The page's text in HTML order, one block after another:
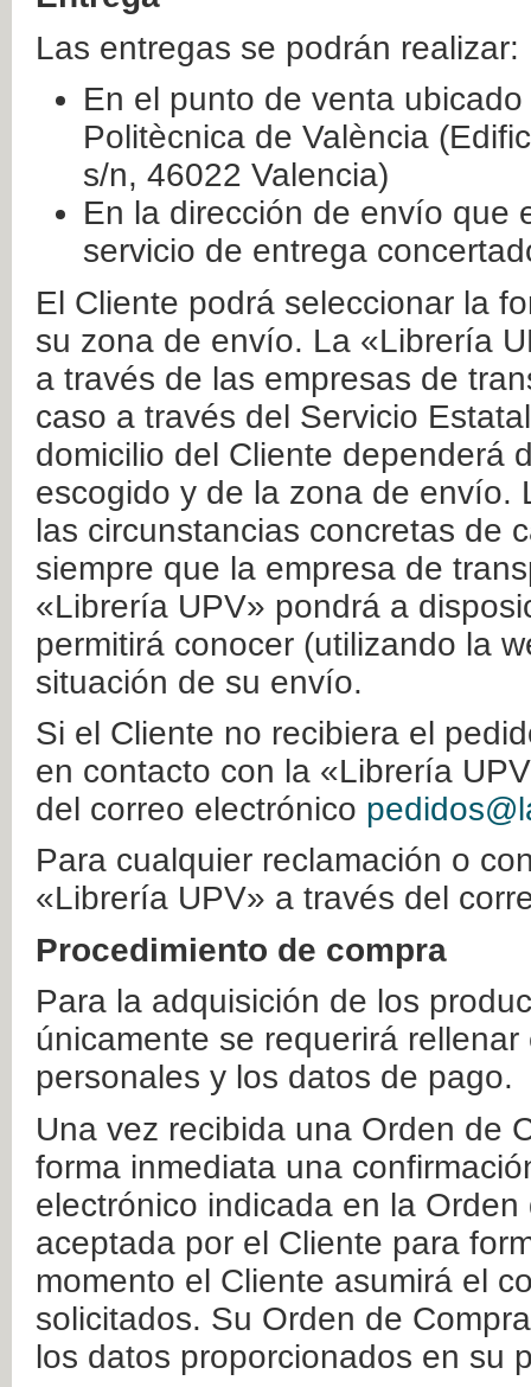
Las entregas se podrán realizar:
En el punto de venta
Politècnica de València
s/n, 46022 Valencia)
En la dirección de envío que
servicio de entrega
El Cliente podrá seleccionar la
su zona de envío. La «Librería
a través de las empresas de
caso a través del Servicio
domicilio del Cliente dependerá
escogido y de la zona de envío.
las circunstancias concretas de
siempre que la empresa de
«Librería UPV» pondrá a
permitirá conocer (utilizando la
situación de su envío.
Si el Cliente no recibiera el
en contacto con la «Librería
del correo electrónico
Para cualquier reclamación o
«Librería UPV» a través del
Procedimiento de compra
Para la adquisición de los
únicamente se requerirá
personales y los datos de pago.
Una vez recibida una Orden de
forma inmediata una
electrónico indicada en la
aceptada por el Cliente para
momento el Cliente asumirá el
solicitados. Su Orden de
los datos proporcionados en su